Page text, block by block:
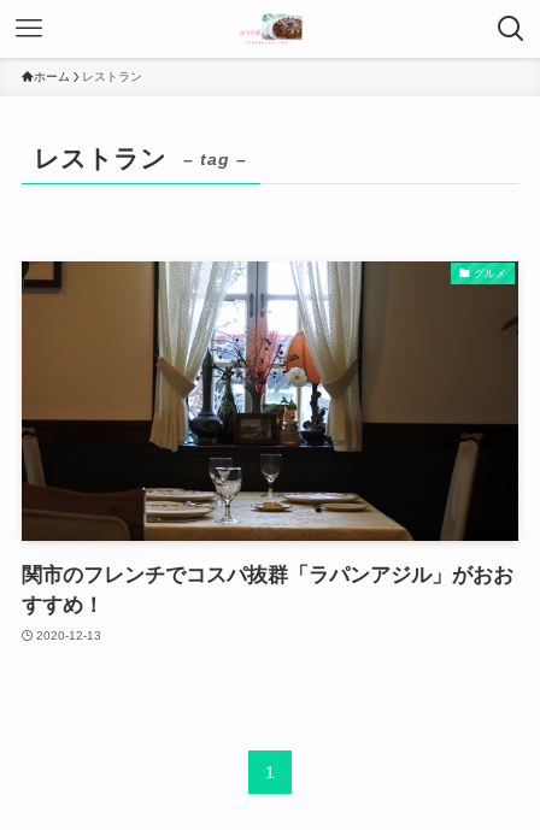
ホーム レストラン
レストラン – tag –
グルメ
関市のフレンチでコスパ抜群「ラパンアジル」がおお
すすめ！
2020-12-13
1